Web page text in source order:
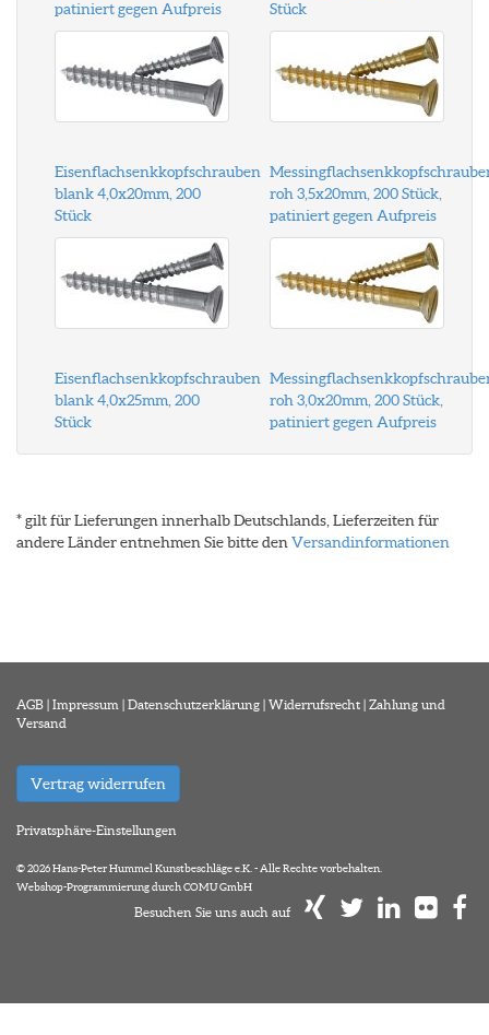
patiniert gegen Aufpreis
Stück
Eisenflachsenkkopfschrauben
blank 4,0x20mm, 200
Stück
roh 3,5x20mm, 200 Stück,
patiniert gegen Aufpreis
Eisenflachsenkkopfschrauben
blank 4,0x25mm, 200
Stück
roh 3,0x20mm, 200 Stück,
patiniert gegen Aufpreis
* gilt für Lieferungen innerhalb Deutschlands, Lieferzeiten für
andere Länder entnehmen Sie bitte den Versandinformationen
AGB | Impressum | Datenschutzerklärung | Widerrufsrecht | Zahlung und
Versand
Vertrag widerrufen
Privatsphäre-Einstellungen
© 2026 Hans-Peter Hummel Kunstbeschläge e.K. - Alle Rechte vorbehalten.
Webshop-Programmierung durch COMU GmbH
Besuchen Sie uns auch auf